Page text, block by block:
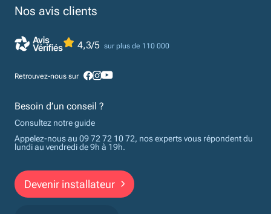
Nos avis clients
4,3/5 sur plus de 110 000
Retrouvez-nous sur
Besoin d’un conseil ?
Consultez notre guide
Appelez-nous au 09 72 72 10 72, nos experts vous répondent du
lundi au vendredi de 9h à 19h.
Devenir installateur